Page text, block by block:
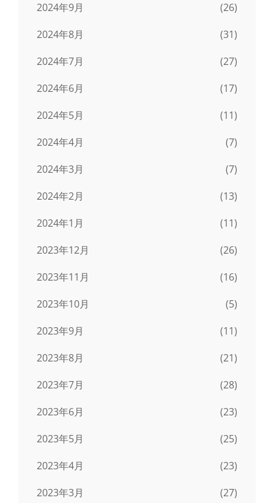
2024年9月
(26)
2024年8月
(31)
2024年7月
(27)
2024年6月
(17)
2024年5月
(11)
2024年4月
(7)
2024年3月
(7)
2024年2月
(13)
2024年1月
(11)
2023年12月
(26)
2023年11月
(16)
2023年10月
(5)
2023年9月
(11)
2023年8月
(21)
2023年7月
(28)
2023年6月
(23)
2023年5月
(25)
2023年4月
(23)
2023年3月
(27)